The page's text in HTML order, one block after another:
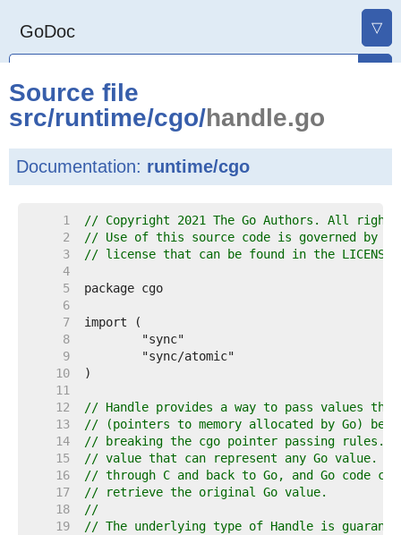
GoDoc ▽
Source file
src/runtime/cgo/handle.go
Documentation: runtime/cgo
     1
// Copyright 2021 The Go Authors. All
     2
// Use of this source code is governed by a
     3
// license that can be found in the
     4
     5
     6
     7
     8
     9
    10
    11
    12
// Handle provides a way to pass values
    13
// (pointers to memory allocated by Go)
    14
// breaking the cgo pointer passing rules.
    15
// value that can represent any Go value. A
    16
// through C and back to Go, and Go code
    17
// retrieve the original Go value.
    18
//
    19
// The underlying type of Handle is